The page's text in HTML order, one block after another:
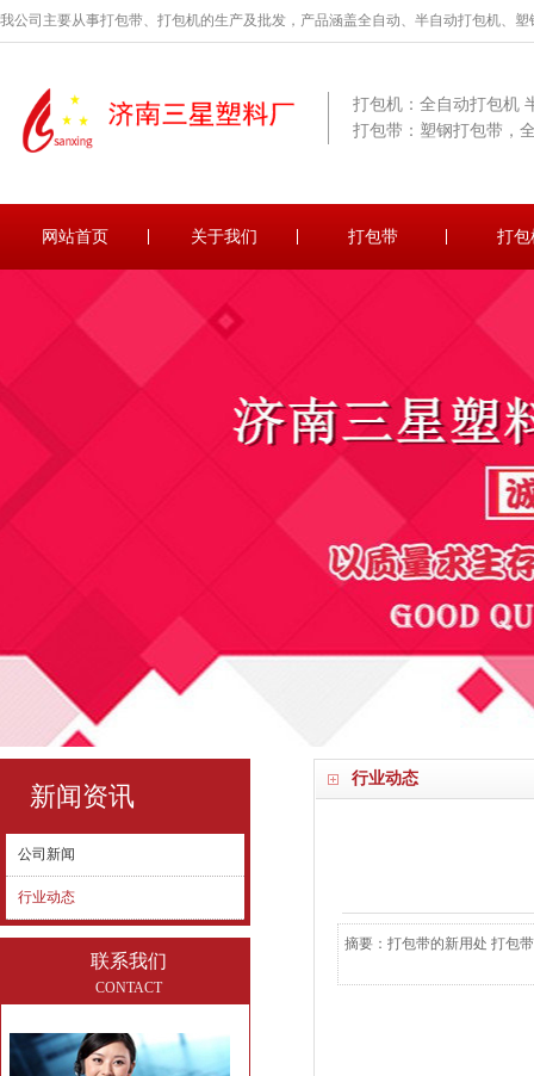
我公司主要从事打包带、打包机的生产及批发，产品涵盖全自动、半自动打包机、
打包机：全自动打包机
打包带：塑钢打包带，
网站首页 关于我们 打包带 打包
行业动态
摘要：打包带的新用处 打包
新闻资讯
公司新闻
行业动态
联系我们
CONTACT